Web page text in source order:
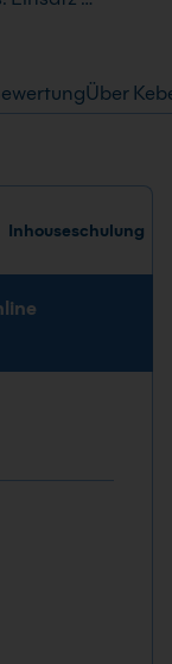
Über
Inhouseschulung